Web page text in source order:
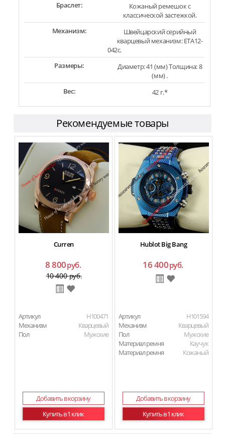
Браслет:
Кожаный ремешок с
классической застежкой.
Механизм:
Швейцарский серийный
кварцевый механизм: ETA12-
042c.
Размеры:
Диаметр: 41 (мм) Толщина: 8
(мм) .
Вес:
42 г.*
Рекомендуемые товары
Curren
8 800руб.
10 400руб.
Артикул
H100471
Механизм
Кварцевый
Пол
Мужские
Добавить в корзину
Купить в 1 клик
Hublot Big Bang
16 400руб.
Артикул
H101594
Механизм
Кварцевый
Пол
Мужские
Материал ремня
Каучук
Материал ремня
Кожаный
Добавить в корзину
Купить в 1 клик